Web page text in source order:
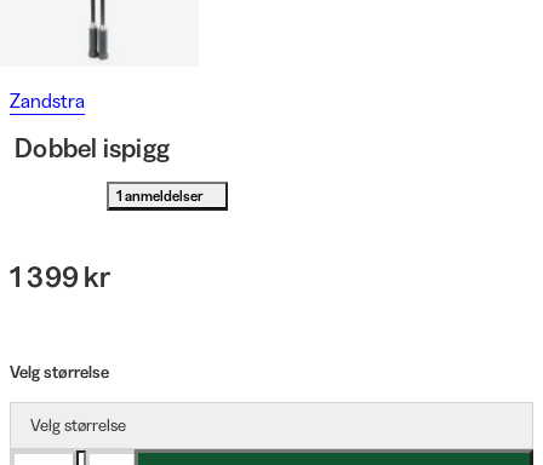
Zandstra
Dobbel ispigg
1 anmeldelser
1 399 kr
Velg størrelse
Velg størrelse